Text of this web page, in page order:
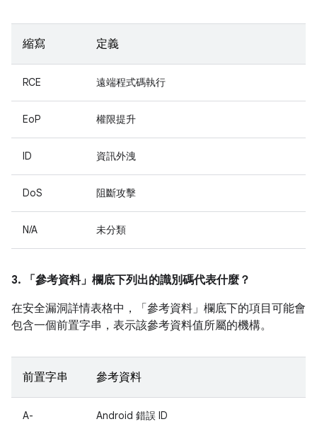
縮寫 定義
RCE 遠端程式碼執行
EoP 權限提升
ID 資訊外洩
DoS 阻斷攻擊
N/A 未分類
3. 「參考資料」 欄底下列出的識別碼代表什麼？
在安全漏洞詳情表格中，「參考資料」 欄底下的項目可能會
包含一個前置字串，表示該參考資料值所屬的機構。
前置字串 參考資料
A- Android 錯誤 ID